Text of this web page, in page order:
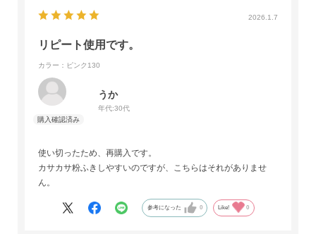
2026.1.7
リピート使用です。
カラー：ピンク130
うか
年代:30代
使い切ったため、再購入です。
カサカサ粉ふきしやすいのですが、こちらはそれがありませ
ん。
参考になった 0 Like! 0